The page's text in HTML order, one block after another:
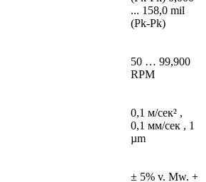
... 158,0 mil
(Pk-Pk)
50 … 99,900
RPM
0,1 м/сек² ,
0,1 мм/сек , 1
µm
± 5% v. Mw. +